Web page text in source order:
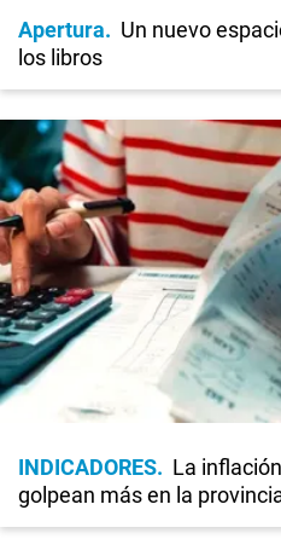
Apertura
Un nuevo
los libros
INDICADORES
La
golpean más en la